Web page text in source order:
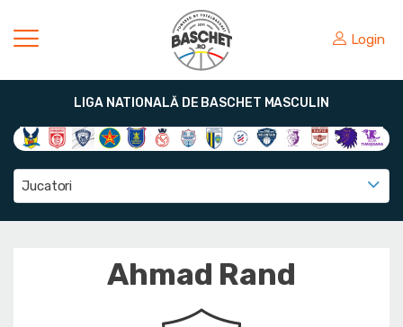
Login
LIGA NATIONALĂ DE BASCHET MASCULIN
Jucatori
Ahmad Rand